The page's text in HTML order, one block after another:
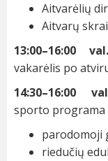
Aitvarėlių
Aitvarų
13:00–16:00 val.
vakarėlis po
14:30–16:00
sporto programa
parodomoji
riedučių